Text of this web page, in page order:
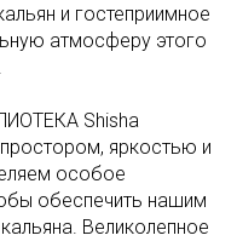
и гостеприимное
атмосферу этого
Shisha
яркостью и
особое
обеспечить нашим
Великолепное